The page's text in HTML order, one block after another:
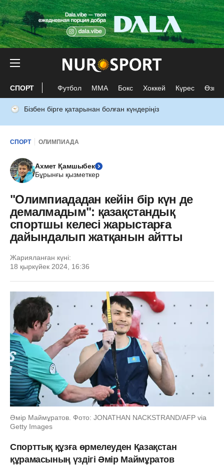
СПОРТ Футбол ММА Бокс Хоккей Күрес Өзге
Бізбен бірге қатарынан болған күндеріңіз
СПОРТ ОЛИМПИАДА
Ахмет Қамшыбек
Бұрынғы қызметкер
"Олимпиададан кейін бір күн де
демалмадым": қазақстандық
спортшы келесі жарыстарға
дайындалып жатқанын айтты
Жарияланған күні:
18 қыркүйек 2024, 16:36
Әмір Маймұратов. Фото: JONATHAN NACKSTRAND/AFP via
Getty Images
Спорттық құзға өрмелеуден Қазақстан
құрамасының үздігі Әмір Маймұратов